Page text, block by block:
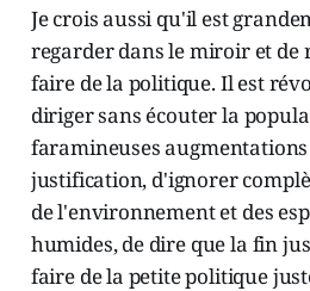
Je crois aussi qu'il est
regarder dans le miroir et de
faire de la politique. Il est
diriger sans écouter la
faramineuses
justification, d'ignorer
de l'environnement et des
humides, de dire que la fin
faire de la petite politique